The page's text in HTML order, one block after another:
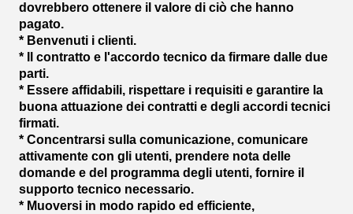
dovrebbero ottenere il valore di ciò che hanno
pagato.
* Benvenuti i clienti.
* Il contratto e l'accordo tecnico da firmare dalle due
parti.
* Essere affidabili, rispettare i requisiti e garantire la
buona attuazione dei contratti e degli accordi tecnici
firmati.
* Concentrarsi sulla comunicazione, comunicare
attivamente con gli utenti, prendere nota delle
domande e del programma degli utenti, fornire il
supporto tecnico necessario.
* Muoversi in modo rapido ed efficiente,